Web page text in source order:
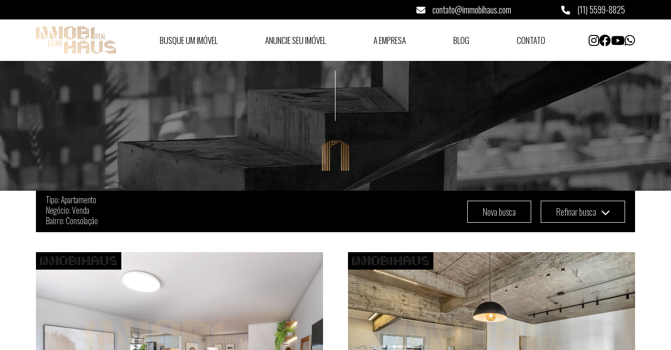
contato@immobihaus.com (11) 5599-8825
BUSQUE UM IMÓVEL ANUNCIE SEU IMÓVEL A EMPRESA BLOG CONTATO
Apartamento à venda em Consolação - São Paulo
Tipo: Apartamento
Negócio: Venda
Bairro: Consolação
Nova busca Refinar busca